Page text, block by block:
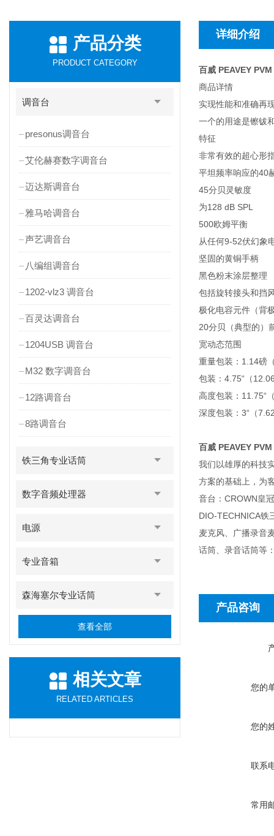
产品分类
PRODUCT CATEGORY
调音台
presonus调音台
艾伦赫赛数字调音台
迈达斯调音台
雅马哈调音台
声艺调音台
八编组调音台
1202-vlz3 调音台
百灵达调音台
1204USB 调音台
M32 数字调音台
12路调音台
8路调音台
铁三角专业话筒
数字音频处理器
电源
专业音箱
森海塞尔专业话筒
查看全部
相关文章
RELATED ARTICLES
详细介绍
百威 PEAVEY
商品详情
实现性能和准确再
一个的用途是镲钹
特征
非常有效的超心形
平坦频率响应的40
45分贝灵敏度
为128 dB SPL
500欧姆平衡
从任何9-52伏幻象
坚固的黄铜手柄
黑色粉末涂层整理
包括旋转接头和挡
极化电容元件（背
20分贝（典型的）
宽动态范围
重量包装：1.14磅
包装：4.75“（
高度包装：11.75“
深度包装：3“（
百威 PEAVEY
我们以雄厚的科技
方案的基础上，为
音台：CROWN皇
DIO-TECHNICA铁
麦克风、广播录音
话筒、录音话筒等
产品咨询
您的
您的
联系
常用